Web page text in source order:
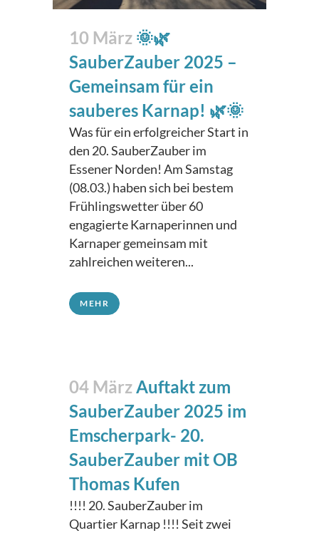
10 März 🌞🌿
SauberZauber 2025 –
Gemeinsam für ein
sauberes Karnap! 🌿🌞
Was für ein erfolgreicher Start in
den 20. SauberZauber im
Essener Norden! Am Samstag
(08.03.) haben sich bei bestem
Frühlingswetter über 60
engagierte Karnaperinnen und
Karnaper gemeinsam mit
zahlreichen weiteren...
MEHR
04 MärzAuftakt zum
SauberZauber 2025 im
Emscherpark- 20.
SauberZauber mit OB
Thomas Kufen
!!!! 20. SauberZauber im
Quartier Karnap !!!! Seit zwei